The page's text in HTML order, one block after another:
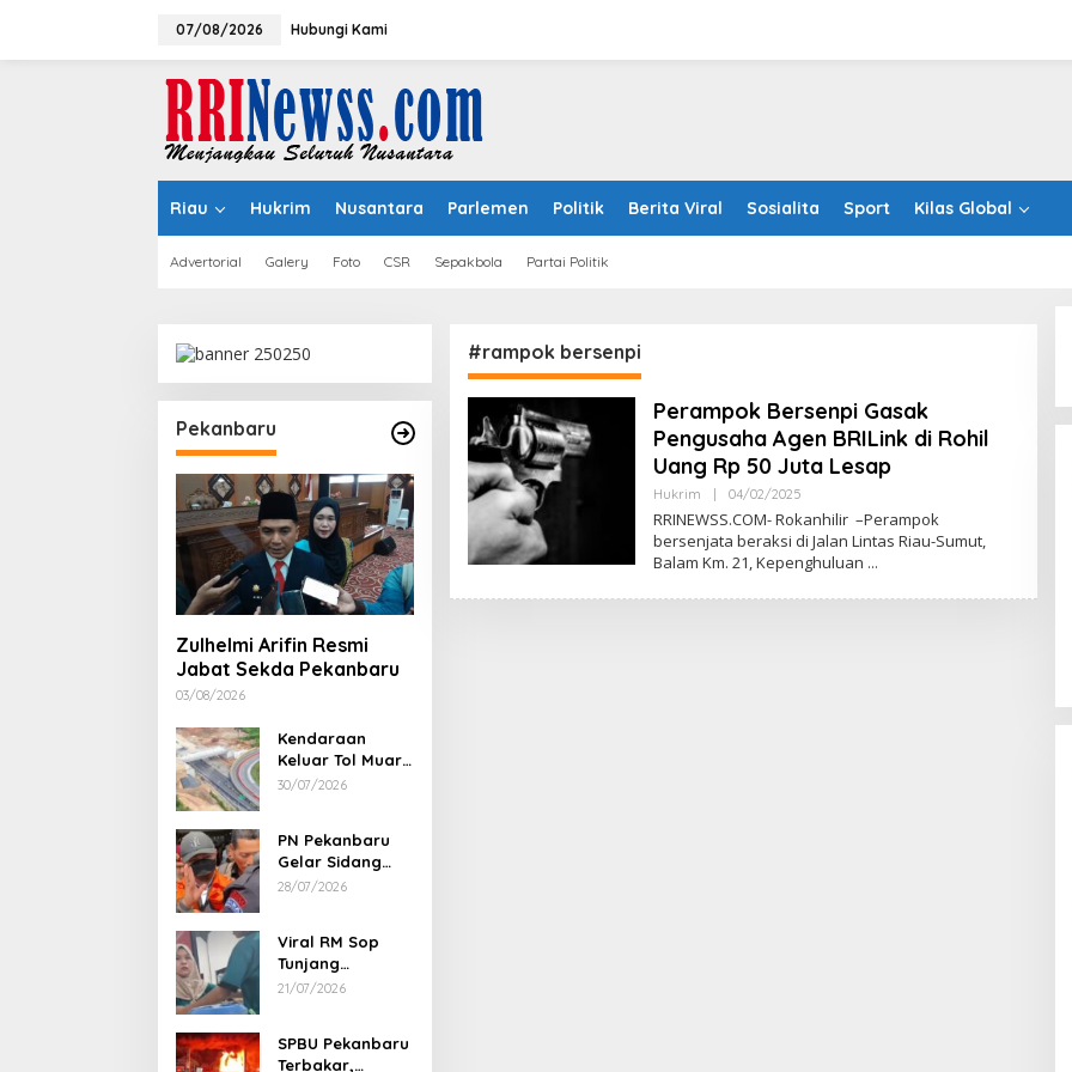
07/08/2026 Hubungi Kami
Riau Hukrim Nusantara Parlemen Politik Berita Viral Sosialita Sport Kilas Global
Advertorial Galery Foto CSR Sepakbola Partai Politik
Pekanbaru
Zulhelmi Arifin Resmi
Jabat Sekda Pekanbaru
03/08/2026
Kendaraan
Keluar Tol Muara
Fajar Dialihkan
30/07/2026
PN Pekanbaru
Gelar Sidang
Putusan Perkara
28/07/2026
Viral RM Sop
Tunjang
Pekanbaru
Pemilik Minta
21/07/2026
SPBU Pekanbaru
Terbakar,
#rampok bersenpi
Perampok Bersenpi Gasak
Pengusaha Agen BRILink di Rohil
Uang Rp 50 Juta Lesap
Hukrim 04/02/2025Oleh
RRINEWSS.COM- Rokanhilir –Perampok
bersenjata beraksi di Jalan Lintas Riau-Sumut,
Balam Km. 21, Kepenghuluan
Sentosa GrillFest 2026 Returns
with Its Largest Line-Up Yet: 42
Food Vendors, First-Ever
Omakase-Inspired Beachfront
Dining and Returning Crowd
Favourites